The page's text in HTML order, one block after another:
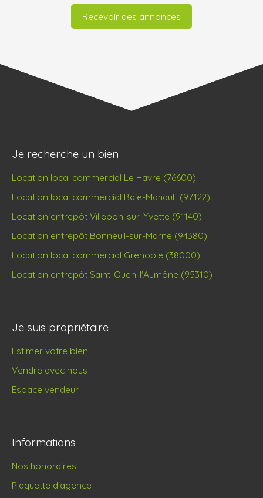
Recevoir des annonces
Je recherche un bien
Location local commercial Le Havre (76600)
Location local commercial Baie-Mahault (97122)
Location entrepôt Villebon-sur-Yvette (91140)
Location entrepôt Bonneuil-sur-Marne (94380)
Location local commercial Grenoble (38000)
Location entrepôt Saint-Ouen-l'Aumône (95310)
Je suis propriétaire
Estimer votre bien
Vendre avec nous
Espace vendeur
Informations
Nos honoraires
Plaquette d'agence